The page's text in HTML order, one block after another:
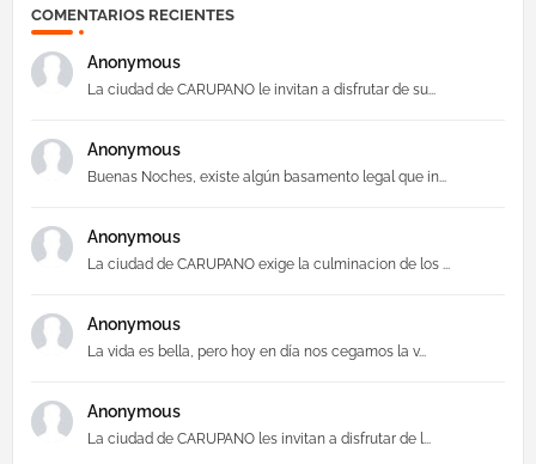
COMENTARIOS RECIENTES
Anonymous
La ciudad de CARUPANO le invitan a disfrutar de su...
Anonymous
Buenas Noches, existe algún basamento legal que in...
Anonymous
La ciudad de CARUPANO exige la culminacion de los ...
Anonymous
La vida es bella, pero hoy en día nos cegamos la v...
Anonymous
La ciudad de CARUPANO les invitan a disfrutar de l...